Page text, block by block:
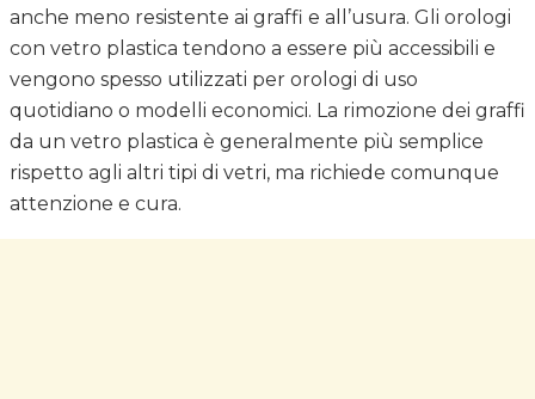
anche meno resistente ai graffi e all’usura. Gli orologi
con vetro plastica tendono a essere più accessibili e
vengono spesso utilizzati per orologi di uso
quotidiano o modelli economici. La rimozione dei graffi
da un vetro plastica è generalmente più semplice
rispetto agli altri tipi di vetri, ma richiede comunque
attenzione e cura.